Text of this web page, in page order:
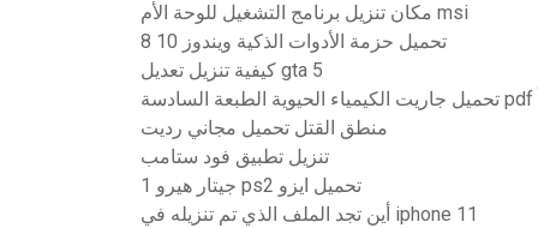
مكان تنزيل برنامج التشغيل للوحة الأم msi
8 تحميل حزمة الأدوات الذكية ويندوز 10
كيفية تنزيل تعديل gta 5
منطق القتل تحميل مجاني رديت
تنزيل تطبيق فود ستامب
جيتار هيرو 1 ps2 تحميل ايزو
أين تجد الملف الذي تم تنزيله في iphone 11